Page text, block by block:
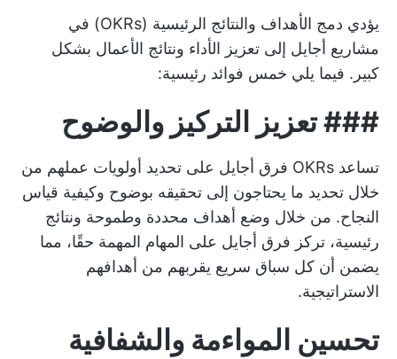
يؤدي دمج الأهداف والنتائج الرئيسية (OKRs) في
مشاريع أجايل إلى تعزيز الأداء ونتائج الأعمال بشكل
كبير. فيما يلي خمس فوائد رئيسية:
###تعزيز التركيز والوضوح
تساعد OKRs فرق أجايل على تحديد أولويات عملهم من
خلال تحديد ما يحتاجون إلى تحقيقه بوضوح وكيفية قياس
النجاح. من خلال وضع أهداف محددة وطموحة ونتائج
رئيسية، تركز فرق أجايل على المهام المهمة حقًا، مما
يضمن أن كل سباق سريع يقربهم من أهدافهم
الاستراتيجية.
تحسين المواءمة والشفافية